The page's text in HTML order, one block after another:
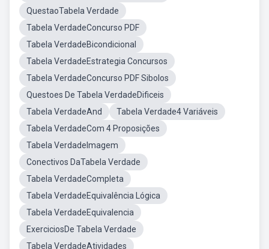
QuestaoTabela Verdade
Tabela VerdadeConcurso PDF
Tabela VerdadeBicondicional
Tabela VerdadeEstrategia Concursos
Tabela VerdadeConcurso PDF Sibolos
Questoes De Tabela VerdadeDificeis
Tabela VerdadeAnd
Tabela Verdade4 Variáveis
Tabela VerdadeCom 4 Proposições
Tabela VerdadeImagem
Conectivos DaTabela Verdade
Tabela VerdadeCompleta
Tabela VerdadeEquivalência Lógica
Tabela VerdadeEquivalencia
ExerciciosDe Tabela Verdade
Tabela VerdadeAtividades